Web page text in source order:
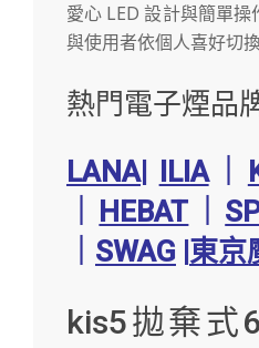
愛心 LED 設計與簡單
與使用者依個人喜好切
熱門電子煙品
LANA| ILIA｜
HEBAT
SWAG 東京
kis5拋棄式